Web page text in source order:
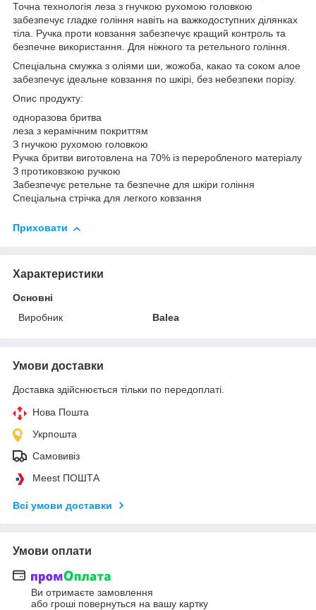
Точна технологія леза з гнучкою рухомою головкою
забезпечує гладке гоління навіть на важкодоступних ділянках
тіла. Ручка проти ковзання забезпечує кращий контроль та
безпечне використання. Для ніжного та ретельного гоління.
Спеціальна смужка з оліями ши, жожоба, какао та соком алое
забезпечує ідеальне ковзання по шкірі, без небезпеки порізу.
Опис продукту:
одноразова бритва
леза з керамічним покриттям
З гнучкою рухомою головкою
Ручка бритви виготовлена на 70% із переробленого матеріалу
З протиковзкою ручкою
Забезпечує ретельне та безпечне для шкіри гоління
Спеціальна стрічка для легкого ковзання
Приховати
Характеристики
Основні
Виробник
Balea
Умови доставки
Доставка здійснюється тільки по передоплаті.
Нова Пошта
Укрпошта
Самовивіз
Meest ПОШТА
Всі умови доставки
Умови оплати
Ви отримаєте замовлення
або гроші повернуться на вашу картку